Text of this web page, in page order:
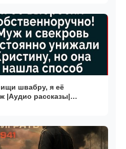
швабру, я её
|Аудио рассказы|